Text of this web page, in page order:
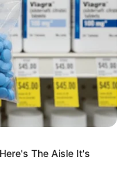
The Aisle It's